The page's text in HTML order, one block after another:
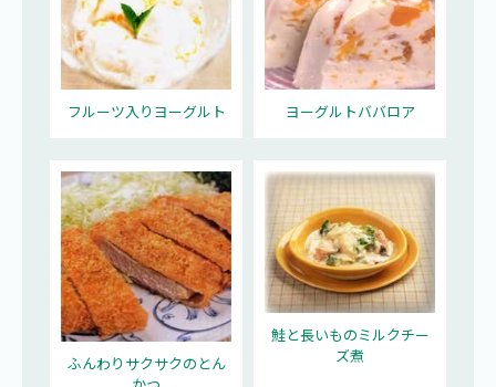
フルーツ入りヨーグルト ヨーグルトババロア
ふんわりサクサクのとん
鮭と長いものミルクチー
ズ煮